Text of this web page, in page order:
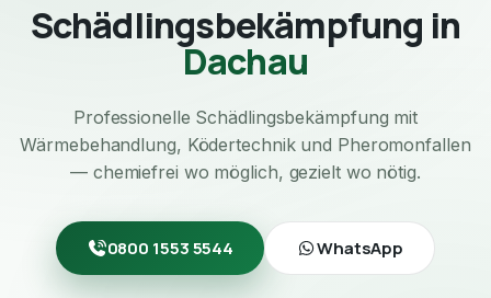
Schädlingsbekämpfung in
Dachau
Professionelle Schädlingsbekämpfung mit
Wärmebehandlung, Ködertechnik und Pheromonfallen
— chemiefrei wo möglich, gezielt wo nötig.
0800 1553 5544 WhatsApp